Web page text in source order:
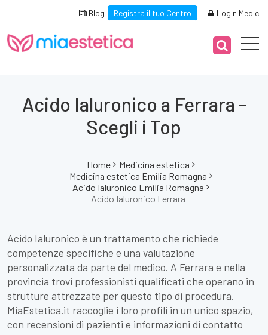
Blog Registra il tuo Centro Login Medici
Acido Ialuronico a Ferrara -
Scegli i Top
Home
Medicina estetica
Medicina estetica Emilia Romagna
Acido Ialuronico Emilia Romagna
Acido Ialuronico Ferrara
Acido Ialuronico è un trattamento che richiede
competenze specifiche e una valutazione
personalizzata da parte del medico. A Ferrara e nella
provincia trovi professionisti qualificati che operano in
strutture attrezzate per questo tipo di procedura.
MiaEstetica.it raccoglie i loro profili in un unico spazio,
con recensioni di pazienti e informazioni di contatto